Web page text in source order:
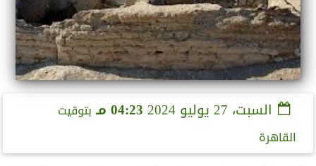
السبت، 27 يوليو 2024 04:23 مـ
بتوقيت
القاهرة